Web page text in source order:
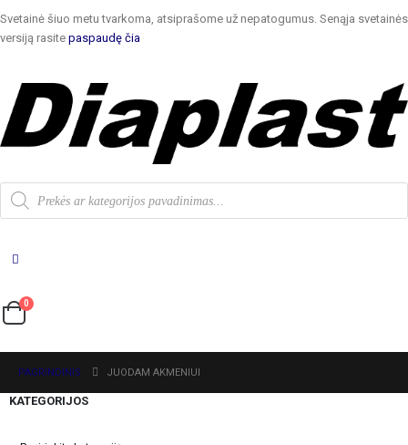
Svetainė šiuo metu tvarkoma, atsiprašome už nepatogumus. Senąja svetainės
versiją rasite paspaudę čia
0
PAGRINDINIS JUODAM AKMENIUI
KATEGORIJOS